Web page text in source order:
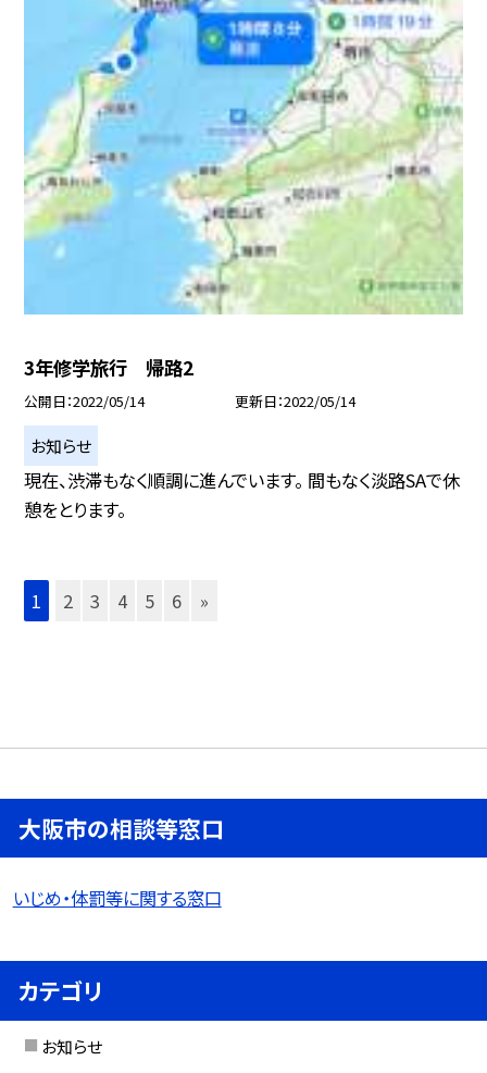
3年修学旅行 帰路2
公開日 2022/05/14 更新日 2022/05/14
お知らせ
現在、渋滞もなく順調に進んでいます。 間もなく淡路SAで休
憩をとります。
1 2 3 4 5 6 »
大阪市の相談等窓口
いじめ・体罰等に関する窓口
カテゴリ
お知らせ